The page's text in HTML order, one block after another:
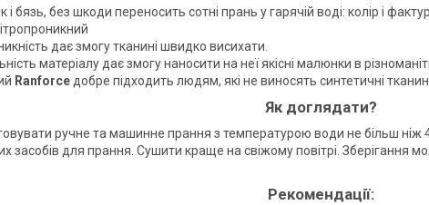
і бязь, без шкоди переносить сотні прань у гарячій воді: колір і
дає змогу тканині швидко висихати.
матеріалу дає змогу наносити на неї якісні малюнки в
Ranforce добре підходить людям, які не виносять синтетичні
Як доглядати?
ручне та машинне прання з температурою води не більш ніж
засобів для прання. Сушити краще на свіжому повітрі. Зберігання
Рекомендації: